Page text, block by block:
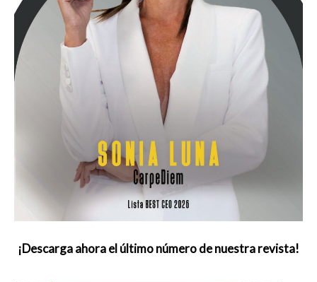
¡Descarga ahora el último número de nuestra revista!